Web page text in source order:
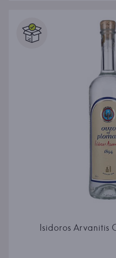
Isidoros Arvanitis